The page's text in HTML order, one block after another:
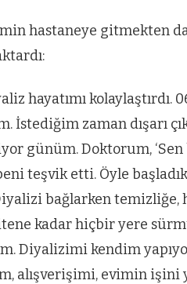
hastaneye gitmekten
hayatımı
İstediğim zaman dışarı
günüm. Doktorum,
teşvik etti. Öyle
bağlarken
kadar hiçbir yere
Diyalizimi kendim
alışverişimi, evimin işini